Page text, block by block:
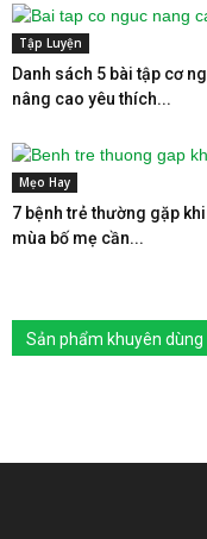
Tập Luyện
Danh sách 5 bài tập cơ
nâng cao yêu thích...
Mẹo Hay
7 bệnh trẻ thường gặp
mùa bố mẹ cần...
Sản phẩm khuyên dùng